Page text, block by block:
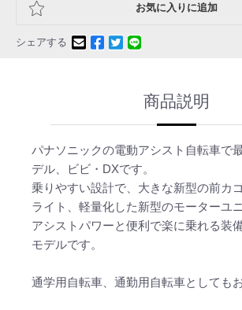
お気に入りに追加
シェアする
商品説明
パナソニックの電動アシスト自転車で
デル、ビビ・DXです。
乗りやすい設計で、大きな新型の前カ
ライト、軽量化した新型のモーターユ
アシストパワーと便利で楽に乗れる装
モデルです。
通学用自転車、通勤用自転車としても